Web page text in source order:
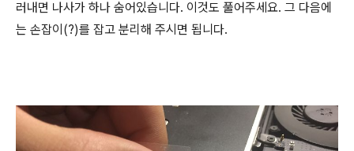
러내면 나사가 하나 숨어있습니다. 이것도 풀어주세요. 그 다음에
는 손잡이(?)를 잡고 분리해 주시면 됩니다.